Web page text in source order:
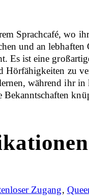
Sprachcafé, wo
und an lebhaften
Es ist eine
Hörfähigkeiten zu
während ihr in
Bekanntschaften
Zugang,